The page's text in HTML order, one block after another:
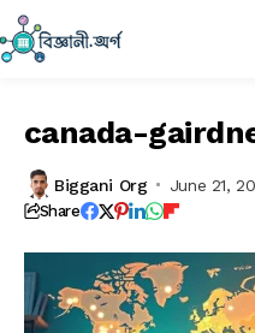
canada-
Biggani Org June 21,
Share